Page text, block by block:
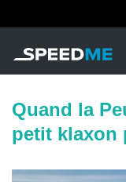
Quand la
petit klaxon